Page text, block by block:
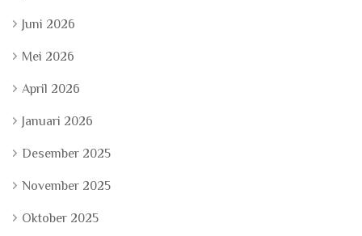
Juni 2026
Mei 2026
April 2026
Januari 2026
Desember 2025
November 2025
Oktober 2025